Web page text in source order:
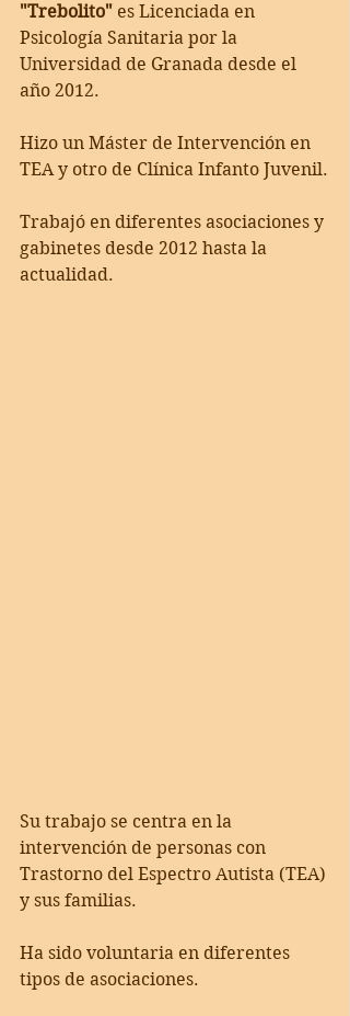
"Trebolito" es Licenciada en
Psicología Sanitaria por la
Universidad de Granada desde el
año 2012.
Hizo un Máster de Intervención en
TEA y otro de Clínica Infanto Juvenil.
Trabajó en diferentes asociaciones y
gabinetes desde 2012 hasta la
actualidad.
Su trabajo se centra en la
intervención de personas con
Trastorno del Espectro Autista (TEA)
y sus familias.
Ha sido voluntaria en diferentes
tipos de asociaciones.